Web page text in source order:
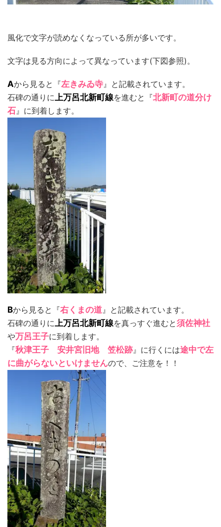
風化で文字が読めなくなっている所が多いです。
文字は見る方向によって異なっています(下図参照)。
Aから見ると『左きみゐ寺』と記載されています。
石碑の通りに上万呂北新町線を進むと『北新町の道分け
石』に到着します。
Bから見ると『右くまの道 』と記載されています。
石碑の通りに 上万呂北新町線を真っすぐ進むと須佐神社
や万呂王子に到着します。
『秋津王子 安井宮旧地 笠松跡 』に行くには途中で左
に曲がらないといけませんので、ご注意を！！